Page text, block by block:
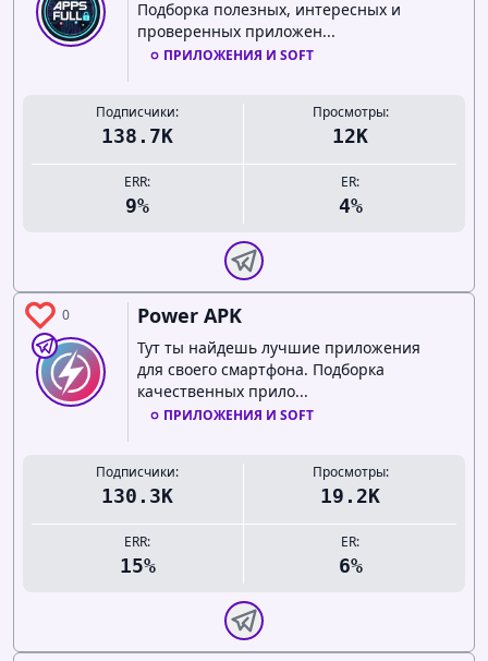
Подборка полезных, интересных и
проверенных приложен...
ПРИЛОЖЕНИЯ И SOFT
Подписчики:
138.7K
ERR:
9%
Просмотры:
12K
ER:
4%
0 Power APK
Тут ты найдешь лучшие приложения
для своего смартфона. Подборка
качественных прило...
ПРИЛОЖЕНИЯ И SOFT
Подписчики:
130.3K
ERR:
15%
Просмотры:
19.2K
ER:
6%